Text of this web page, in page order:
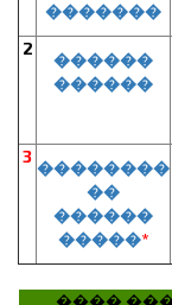
�������
2
������
������
3
��������
��
������
�����*
����